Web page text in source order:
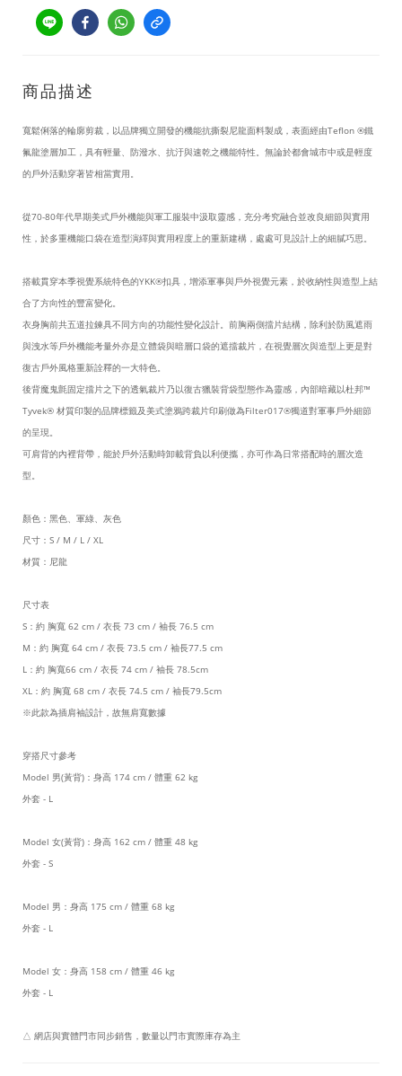
商品描述
寬鬆俐落的輪廓剪裁，以品牌獨立開發的機能抗撕裂尼龍面料製成，表面經由Teflon ®鐵
氟龍塗層加工，具有輕量、防潑水、抗汙與速乾之機能特性。無論於都會城市中或是輕度
的戶外活動穿著皆相當實用。
從70-80年代早期美式戶外機能與軍工服裝中汲取靈感，充分考究融合並改良細節與實用
性，於多重機能口袋在造型演繹與實用程度上的重新建構，處處可見設計上的細膩巧思。
搭載貫穿本季視覺系統特色的YKK®扣具，增添軍事與戶外視覺元素，於收納性與造型上結
合了方向性的豐富變化。
衣身胸前共五道拉鍊具不同方向的功能性變化設計。前胸兩側擋片結構，除利於防風遮雨
與洩水等戶外機能考量外亦是立體袋與暗層口袋的遮擋裁片，在視覺層次與造型上更是對
復古戶外風格重新詮釋的一大特色。
後背魔鬼氈固定擋片之下的透氣裁片乃以復古獵裝背袋型態作為靈感，內部暗藏以杜邦™
Tyvek® 材質印製的品牌標籤及美式塗鴉跨裁片印刷做為Filter017®獨道對軍事戶外細節
的呈現。
可肩背的內裡背帶，能於戶外活動時卸載背負以利便攜，亦可作為日常搭配時的層次造
型。
顏色：黑色、軍綠、灰色
尺寸：S / M / L / XL
材質：尼龍
尺寸表
S：約 胸寬 62 cm / 衣長 73 cm / 袖長 76.5 cm
M：約 胸寬 64 cm / 衣長 73.5 cm / 袖長77.5 cm
L：約 胸寬66 cm / 衣長 74 cm / 袖長 78.5cm
XL：約 胸寬 68 cm / 衣長 74.5 cm / 袖長79.5cm
※此款為插肩袖設計，故無肩寬數據
穿搭尺寸參考
Model 男(黃背)：身高 174 cm / 體重 62 kg
外套 - L
Model 女(黃背)：身高 162 cm / 體重 48 kg
外套 - S
Model 男：身高 175 cm / 體重 68 kg
外套 - L
Model 女：身高 158 cm / 體重 46 kg
外套 - L
△ 網店與實體門市同步銷售，數量以門市實際庫存為主